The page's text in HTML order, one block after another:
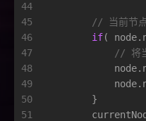
44
45
46
47
48
49
50
51
// 当前节
if(
// 将
        }